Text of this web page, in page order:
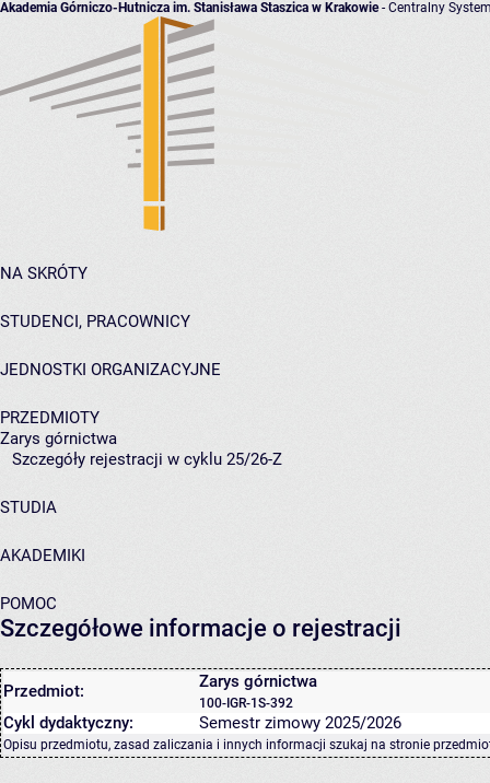
Akademia Górniczo-Hutnicza im. Stanisława Staszica w Krakowie- Centralny
NA SKRÓTY
STUDENCI, PRACOWNICY
JEDNOSTKI ORGANIZACYJNE
PRZEDMIOTY
Zarys górnictwa
Szczegóły rejestracji w cyklu 25/26-Z
STUDIA
AKADEMIKI
POMOC
Szczegółowe informacje o rejestracji
Przedmiot: Zarys górnictwa
100-IGR-1S-392
Cykl dydaktyczny: Semestr zimowy 2025/2026
Opisu przedmiotu, zasad zaliczania i innych informacji szukaj na stronie